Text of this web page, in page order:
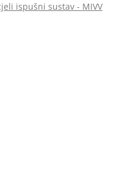
ispušni sustav - MIVV